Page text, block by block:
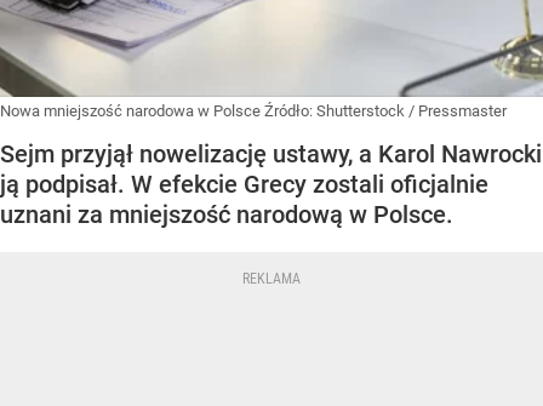
Nowa mniejszość narodowa w Polsce Źródło: Shutterstock / Pressmaster
Sejm przyjął nowelizację ustawy, a Karol Nawrocki
ją podpisał. W efekcie Grecy zostali oficjalnie
uznani za mniejszość narodową w Polsce.